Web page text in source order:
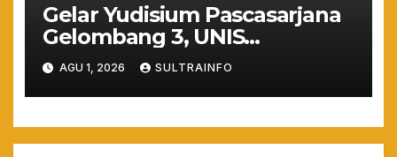
Gelar Yudisium Pascasarjana
Gelombang 3, UNIS
Tangerang Cetak 243
Magister Berdaya Saing
Global dari Pelosok Negeri
hingga Mancanegara
AGU 1, 2026 SULTRAINFO